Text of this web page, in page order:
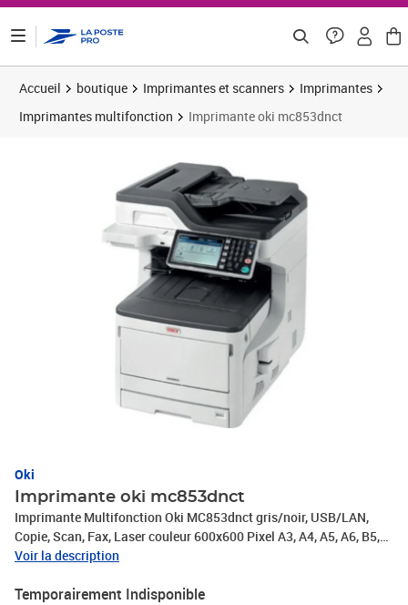
Accueil boutique Imprimantes et scanners
Imprimantes
Imprimantes multifonction
Imprimante oki mc853dnct
Oki
Imprimante oki mc853dnct
Imprimante Multifonction Oki MC853dnct gris/noir, USB/LAN,
Copie, Scan, Fax, Laser couleur 600x600 Pixel A3, A4, A5, A6, B5,
B6, B4, C5, DL (DIN-Lang) 2x RJ-11, 1x USB 2.0, 1x RJ-
mensuel (maxi): 60000 pagesVolume mensuel recommandé: 8 000
Voir la description
Temporairement Indisponible